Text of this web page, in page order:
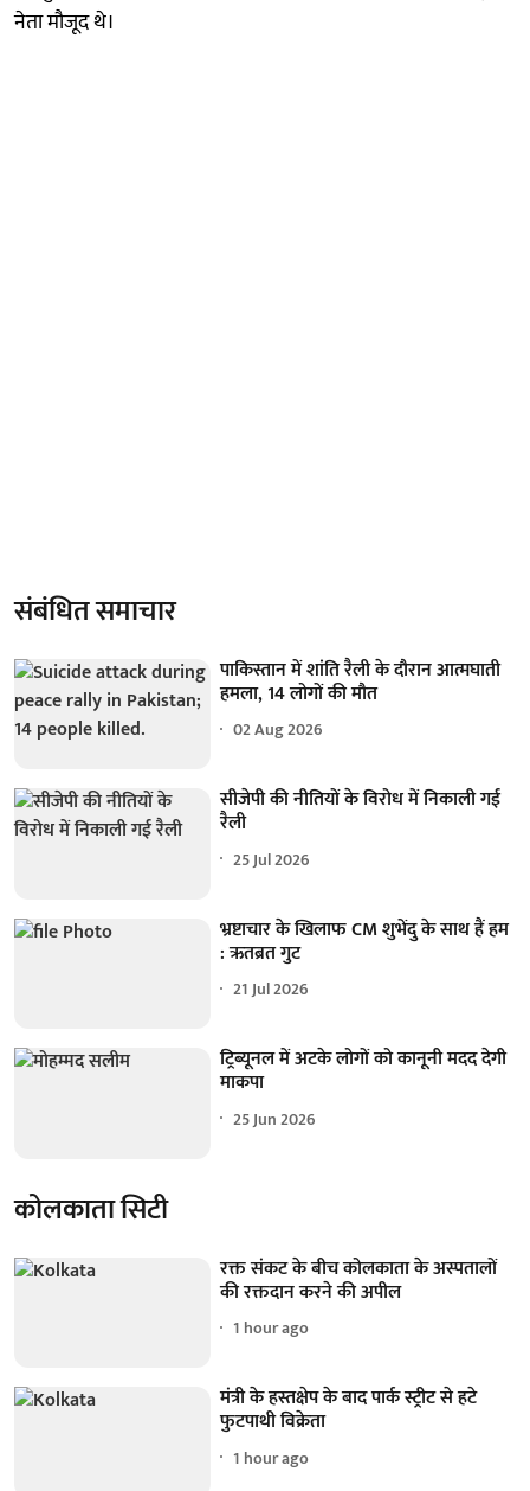
नेता मौजूद थे।
संबंधित समाचार
पाकिस्तान में शांति रैली के दौरान आत्मघाती
हमला, 14 लोगों की मौत
02 Aug 2026
सीजेपी की नीतियों के विरोध में निकाली गई
रैली
25 Jul 2026
भ्रष्टाचार के खिलाफ CM शुभेंदु के साथ हैं हम
: ऋतब्रत गुट
21 Jul 2026
ट्रिब्यूनल में अटके लोगों को कानूनी मदद देगी
माकपा
25 Jun 2026
कोलकाता सिटी
रक्त संकट के बीच कोलकाता के अस्पतालों
की रक्तदान करने की अपील
1 hour ago
मंत्री के हस्तक्षेप के बाद पार्क स्ट्रीट से हटे
फुटपाथी विक्रेता
1 hour ago